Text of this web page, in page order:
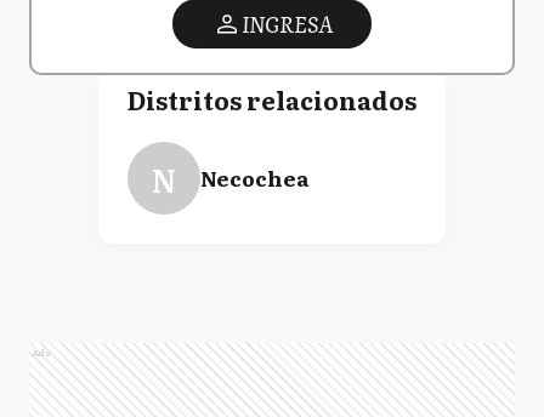
INGRESA
Distritos relacionados
N Necochea
Ads